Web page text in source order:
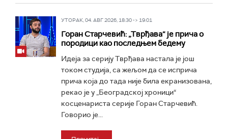
УТОРАК, 04. АВГ 2026, 18:30 -> 19:01
Горан Старчевић: „Тврђава“ је прича о
породици као последњем бедему
Идеја за серију Тврђава настала је још
током студија, са жељом да се исприча
прича која до тада није била екранизована,
рекао је у „Београдској хроници“
косценариста серије Горан Старчевић.
Говорио је...